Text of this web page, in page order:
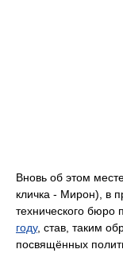
Вновь об этом
кличка - Мирон), в
технического
году, став, таким
посвящённых